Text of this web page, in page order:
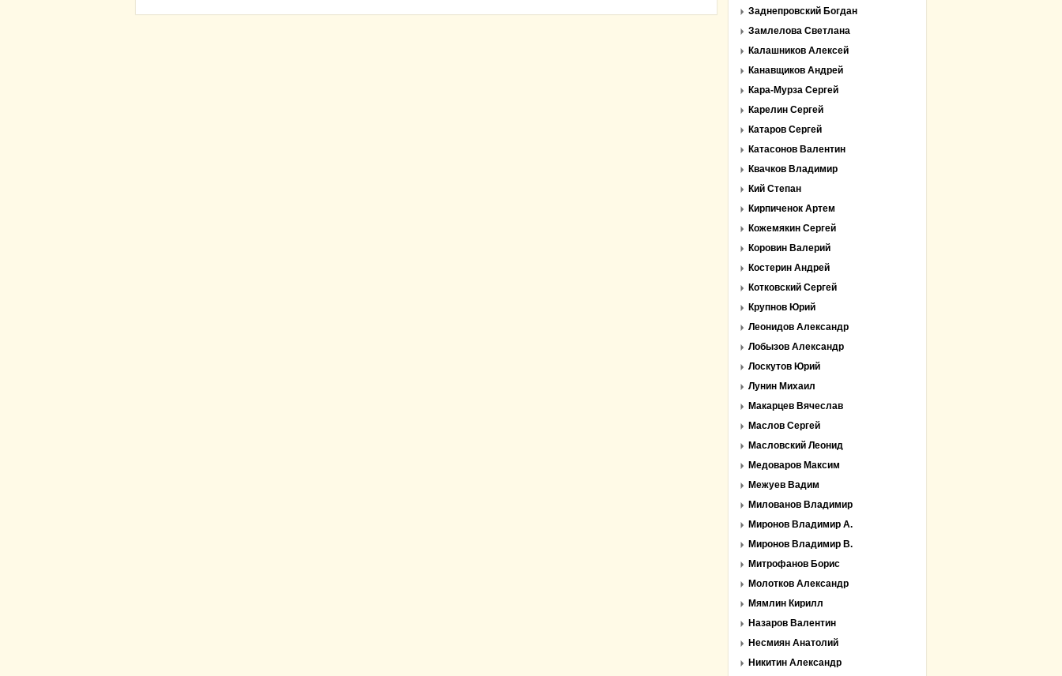
Заднепровский Богдан
Замлелова Светлана
Калашников Алексей
Канавщиков Андрей
Кара-Мурза Сергей
Карелин Сергей
Катаров Сергей
Катасонов Валентин
Квачков Владимир
Кий Степан
Кирпиченок Артем
Кожемякин Сергей
Коровин Валерий
Костерин Андрей
Котковский Сергей
Крупнов Юрий
Леонидов Александр
Лобызов Александр
Лоскутов Юрий
Лунин Михаил
Макарцев Вячеслав
Маслов Сергей
Масловский Леонид
Медоваров Максим
Межуев Вадим
Милованов Владимир
Миронов Владимир А.
Миронов Владимир В.
Митрофанов Борис
Молотков Александр
Мямлин Кирилл
Назаров Валентин
Несмиян Анатолий
Никитин Александр